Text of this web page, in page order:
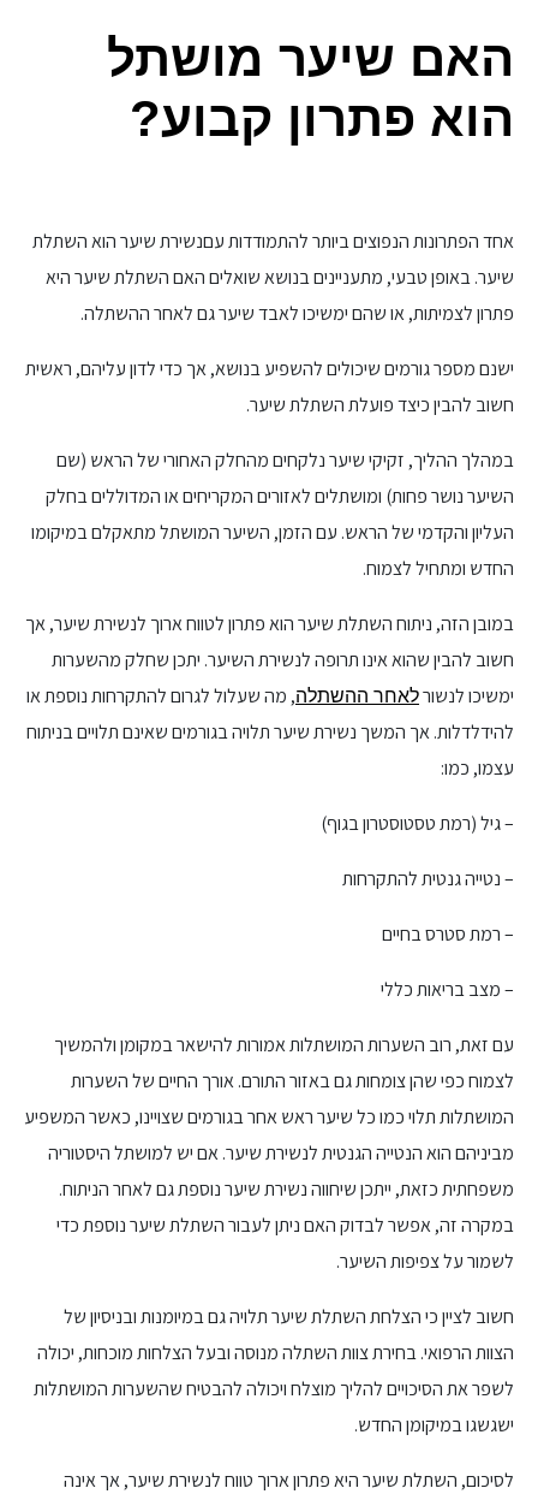
האם שיער מושתל
הוא פתרון קבוע?
אחד הפתרונות הנפוצים ביותר להתמודדות עםנשירת שיער הוא השתלת
שיער. באופן טבעי, מתעניינים בנושא שואלים האם השתלת שיער היא
פתרון לצמיתות, או שהם ימשיכו לאבד שיער גם לאחר ההשתלה.
ישנם מספר גורמים שיכולים להשפיע בנושא, אך כדי לדון עליהם, ראשית
חשוב להבין כיצד פועלת השתלת שיער.
במהלך ההליך, זקיקי שיער נלקחים מהחלק האחורי של הראש (שם
השיער נושר פחות) ומושתלים לאזורים המקריחים או המדוללים בחלק
העליון והקדמי של הראש. עם הזמן, השיער המושתל מתאקלם במיקומו
החדש ומתחיל לצמוח.
במובן הזה, ניתוח השתלת שיער הוא פתרון לטווח ארוך לנשירת שיער, אך
חשוב להבין שהוא אינו תרופה לנשירת השיער. יתכן שחלק מהשערות
ימשיכו לנשורלאחר ההשתלה, מה שעלול לגרום להתקרחות נוספת או
להידלדלות. אך המשך נשירת שיער תלויה בגורמים שאינם תלויים בניתוח
עצמו, כמו:
– גיל (רמת טסטוסטרון בגוף)
– נטייה גנטית להתקרחות
– רמת סטרס בחיים
– מצב בריאות כללי
עם זאת, רוב השערות המושתלות אמורות להישאר במקומן ולהמשיך
לצמוח כפי שהן צומחות גם באזור התורם. אורך החיים של השערות
המושתלות תלוי כמו כל שיער ראש אחר בגורמים שצויינו, כאשר המשפיע
מביניהם הוא הנטייה הגנטית לנשירת שיער. אם יש למושתל היסטוריה
משפחתית כזאת, ייתכן שיחווה נשירת שיער נוספת גם לאחר הניתוח.
במקרה זה, אפשר לבדוק האם ניתן לעבור השתלת שיער נוספת כדי
לשמור על צפיפות השיער.
חשוב לציין כי הצלחת השתלת שיער תלויה גם במיומנות ובניסיון של
הצוות הרפואי. בחירת צוות השתלה מנוסה ובעל הצלחות מוכחות, יכולה
לשפר את הסיכויים להליך מוצלח ויכולה להבטיח שהשערות המושתלות
ישגשגו במיקומן החדש.
לסיכום, השתלת שיער היא פתרון ארוך טווח לנשירת שיער, אך אינה